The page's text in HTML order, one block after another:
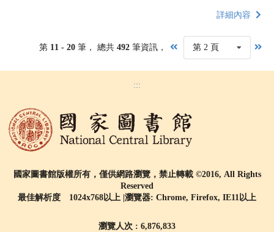
詳細內容
第 11 - 20 筆， 總共 492筆資訊， 第 2 頁
:::
國家圖書館版權所有，僅供網路瀏覽，禁止轉載 ©2016, All Rights
Reserved
最佳解析度 1024x768以上 |瀏覽器: Chrome, Firefox, IE11以上
瀏覽人次 : 6,876,833